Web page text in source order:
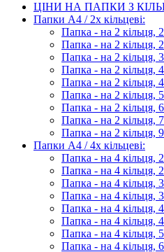
ЦІНИ НА ПАПКИ З
Папки А4 / 2х кільцеві:
Папка - на 2 кільця,
Папка - на 2 кільця,
Папка - на 2 кільця,
Папка - на 2 кільця,
Папка - на 2 кільця,
Папка - на 2 кільця,
Папка - на 2 кільця,
Папка - на 2 кільця,
Папка - на 2 кільця,
Папки А4 / 4х кільцеві:
Папка - на 4 кільця,
Папка - на 4 кільця,
Папка - на 4 кільця,
Папка - на 4 кільця,
Папка - на 4 кільця,
Папка - на 4 кільця,
Папка - на 4 кільця,
Папка - на 4 кільця,